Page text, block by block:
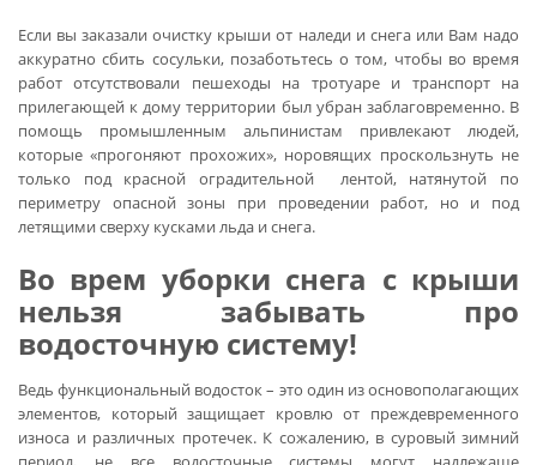
Если вы заказали очистку крыши от наледи и снега или Вам надо
аккуратно сбить сосульки, позаботьтесь о том, чтобы во время
работ отсутствовали пешеходы на тротуаре и транспорт на
прилегающей к дому территории был убран заблаговременно. В
помощь промышленным альпинистам привлекают людей,
которые «прогоняют прохожих», норовящих проскользнуть не
только под красной оградительной лентой, натянутой по
периметру опасной зоны при проведении работ, но и под
летящими сверху кусками льда и снега.
Во врем уборки снега с крыши
нельзя забывать про
водосточную систему!
Ведь функциональный водосток – это один из основополагающих
элементов, который защищает кровлю от преждевременного
износа и различных протечек. К сожалению, в суровый зимний